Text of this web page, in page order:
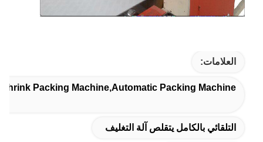
العلامات:
Packing Machine,automatic Packing Machine
التلقائي بالكامل يتقلص آلة التغليف